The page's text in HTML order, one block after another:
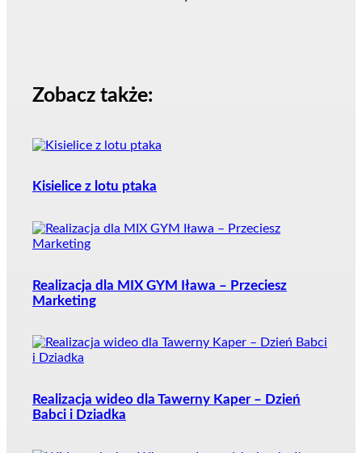
Zobacz także:
Kisielice z lotu ptaka
Realizacja dla MIX GYM Iława – Przeciesz
Marketing
Realizacja wideo dla Tawerny Kaper – Dzień
Babci i Dziadka